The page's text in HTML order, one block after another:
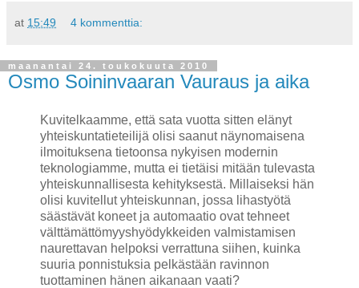
at 15:49 4 kommenttia:
maanantai 24. toukokuuta 2010
Osmo Soininvaaran Vauraus ja aika
Kuvitelkaamme, että sata vuotta sitten elänyt
yhteiskuntatieteilijä olisi saanut näynomaisena
ilmoituksena tietoonsa nykyisen modernin
teknologiamme, mutta ei tietäisi mitään tulevasta
yhteiskunnallisesta kehityksestä. Millaiseksi hän
olisi kuvitellut yhteiskunnan, jossa lihastyötä
säästävät koneet ja automaatio ovat tehneet
välttämättömyyshyödykkeiden valmistamisen
naurettavan helpoksi verrattuna siihen, kuinka
suuria ponnistuksia pelkästään ravinnon
tuottaminen hänen aikanaan vaati?